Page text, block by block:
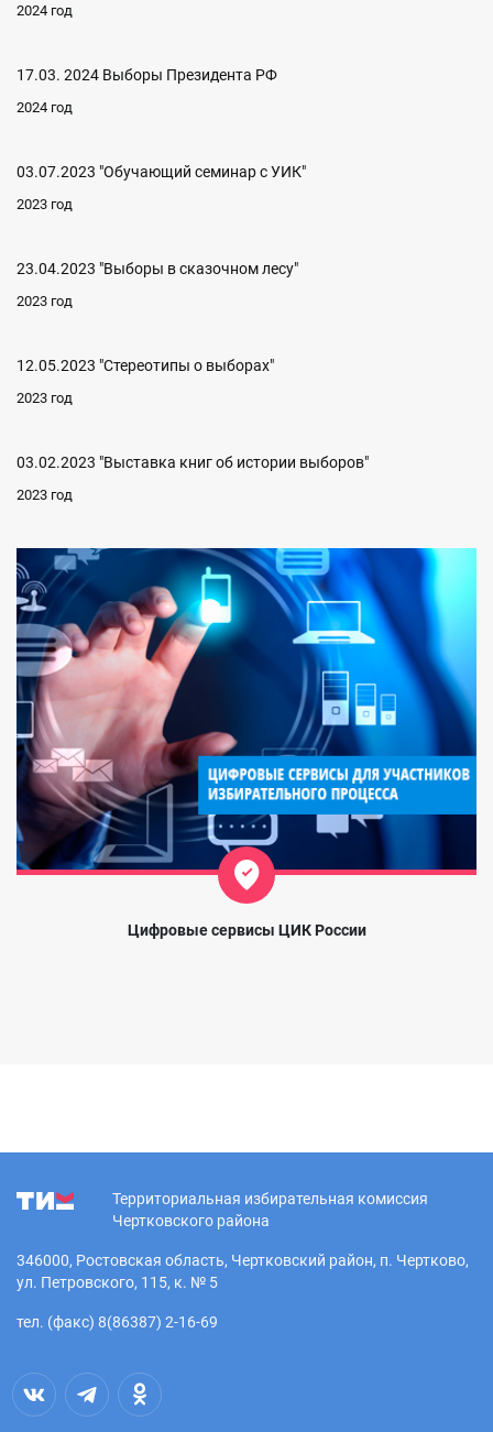
2024 год
17.03. 2024 Выборы Президента РФ
2024 год
03.07.2023 "Обучающий семинар с УИК"
2023 год
23.04.2023 "Выборы в сказочном лесу"
2023 год
12.05.2023 "Стереотипы о выборах"
2023 год
03.02.2023 "Выставка книг об истории выборов"
2023 год
Цифровые сервисы ЦИК России
Территориальная избирательная комиссия
Чертковского района
346000, Ростовская область, Чертковский район, п. Чертково,
ул. Петровского, 115, к. № 5
тел. (факс) 8(86387) 2-16-69